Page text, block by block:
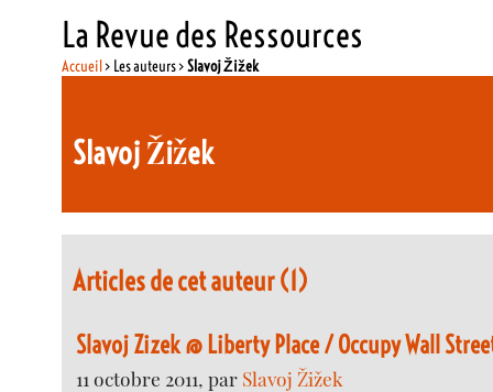
La Revue des Ressources
Accueil> Les auteurs >Slavoj Žižek
Slavoj Žižek
Articles de cet auteur (1)
Slavoj Zizek @ Liberty Place / Occupy Wall
11 octobre 2011, par Slavoj Žižek